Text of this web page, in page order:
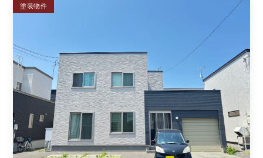
塗装物件